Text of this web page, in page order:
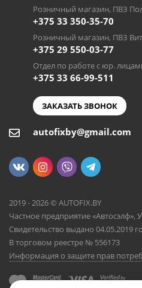
Розничный магазин, ПВЗ
+375 33 350-35-70
Розничный магазин, ПВЗ
+375 29 550-03-77
Отдел по работе с юр.
+375 33 66-99-511
ЗАКАЗАТЬ ЗВОНОК
autofixby@gmail.com
2019 - 2026 © AUTOFIX.BY
Частное предприятие «Автосэлф»,
Свидетельство выдано
В торговом реестре № 556173
Информация о защите прав